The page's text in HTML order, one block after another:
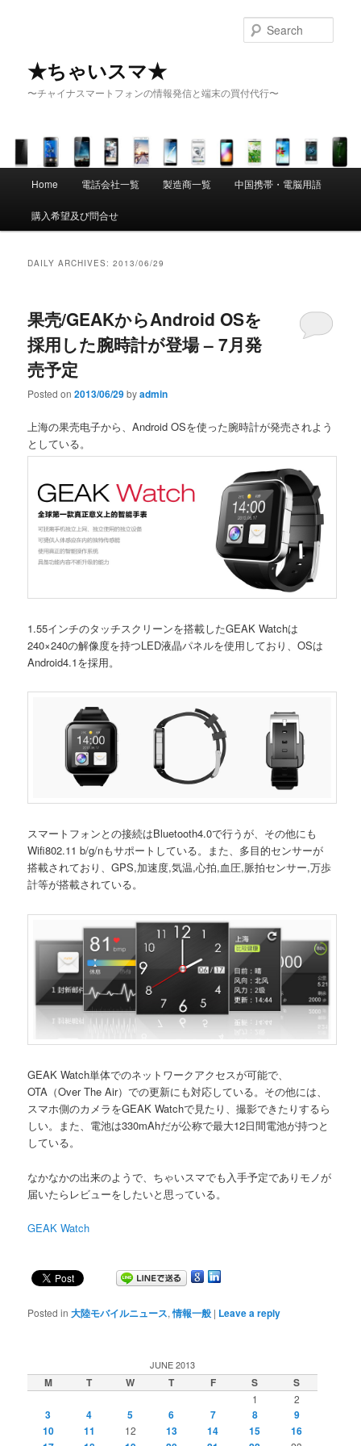
★ちゃいスマ★
〜チャイナスマートフォンの情報発信と端末の買付代行〜
Skip to primary content
Skip to secondary content
Home 電話会社一覧 製造商一覧 中国携帯・電脳用語
購入希望及び問合せ
DAILY ARCHIVES:2013/06/29
果壳/GEAKからAndroid OSを
採用した腕時計が登場 – 7月発
売予定
Posted on2013/06/29byadmin
上海の果壳电子から、Android OSを使った腕時計が発売されよう
としている。
1.55インチのタッチスクリーンを搭載したGEAK Watchは
240×240の解像度を持つLED液晶パネルを使用しており、OSは
Android4.1を採用。
スマートフォンとの接続はBluetooth4.0で行うが、その他にも
Wifi802.11 b/g/nもサポートしている。また、多目的センサーが
搭載されており、GPS,加速度,気温,心拍,血圧,脈拍センサー,万歩
計等が搭載されている。
GEAK Watch単体でのネットワークアクセスが可能で、
OTA（Over The Air）での更新にも対応している。その他には、
スマホ側のカメラをGEAK Watchで見たり、撮影できたりするら
しい。また、電池は330mAhだが公称で最大12日間電池が持つと
している。
なかなかの出来のようで、ちゃいスマでも入手予定でありモノが
届いたらレビューをしたいと思っている。
GEAK Watch
Posted in 大陸モバイルニュース,情報一般 | Leave a reply
JUNE 2013
M T W T F S S
1 2
3 4 5 6 7 8
9
10
11 12 13 14 15
16